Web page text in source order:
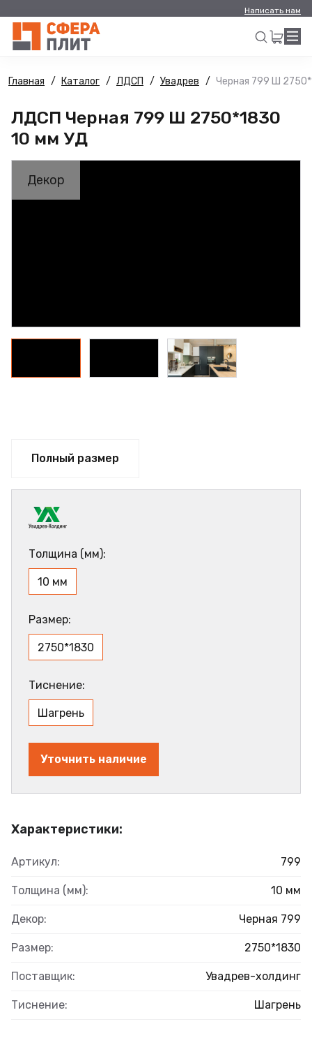
Написать нам
Искать
Главная Каталог ЛДСП Увадрев Черная 799 Ш
ЛДСП Черная 799 Ш 2750*1830
10 мм УД
Декор
Полный размер
Характеристики:
Артикул: 799
Толщина (мм): 10 мм
Декор: Черная 799
Размер: 2750*1830
Поставщик: Увадрев-холдинг
Тиснение: Шагрень
Толщина (мм):
10 мм
Размер:
2750*1830
Тиснение:
Шагрень
Уточнить наличие